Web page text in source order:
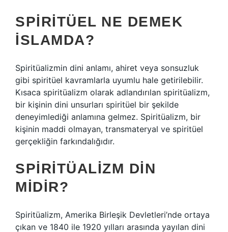
SPIRITÜEL NE DEMEK
ISLAMDA?
Spiritüalizmin dini anlamı, ahiret veya sonsuzluk
gibi spiritüel kavramlarla uyumlu hale getirilebilir.
Kısaca spiritüalizm olarak adlandırılan spiritüalizm,
bir kişinin dini unsurları spiritüel bir şekilde
deneyimlediği anlamına gelmez. Spiritüalizm, bir
kişinin maddi olmayan, transmateryal ve spiritüel
gerçekliğin farkındalığıdır.
SPIRITÜALIZM DIN
MIDIR?
Spiritüalizm, Amerika Birleşik Devletleri’nde ortaya
çıkan ve 1840 ile 1920 yılları arasında yayılan dini